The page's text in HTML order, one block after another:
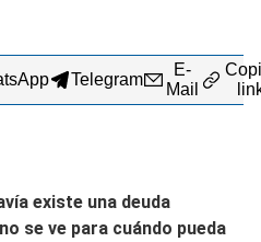
Telegram
E-
Mail
existe una deuda
se ve para cuándo pueda